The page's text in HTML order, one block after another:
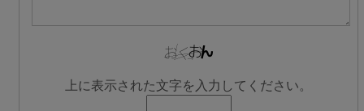
上に表示された文字を入力してください。